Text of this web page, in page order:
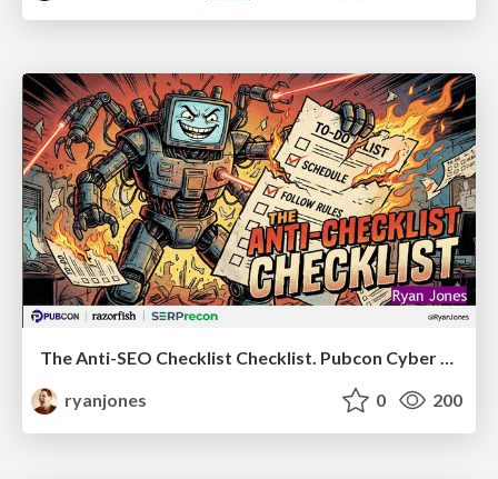
The Anti-SEO Checklist Checklist. Pubcon Cyber Week
ryanjones
0 200